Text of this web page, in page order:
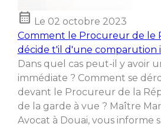
calendar_month Le 02 octobre 2023
Comment le Procureur de le
décide t'il d'une comparution
Dans quel cas peut-il y avoir
immédiate ? Comment se
devant le Procureur de la
de la garde à vue ? Maître
Avocat à Douai, vous informe